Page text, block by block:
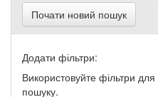
Почати новий пошук
Додати фільтри:
Використовуйте фільтри для
пошуку.